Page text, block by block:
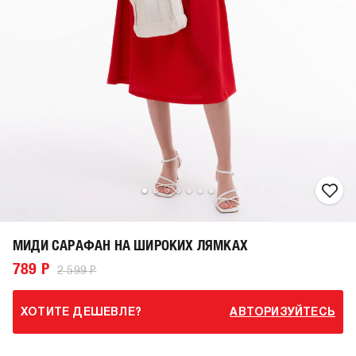
МИДИ САРАФАН НА ШИРОКИХ ЛЯМКАХ
789 Р 2 599 Р
ХОТИТЕ ДЕШЕВЛЕ? АВТОРИЗУЙТЕСЬ